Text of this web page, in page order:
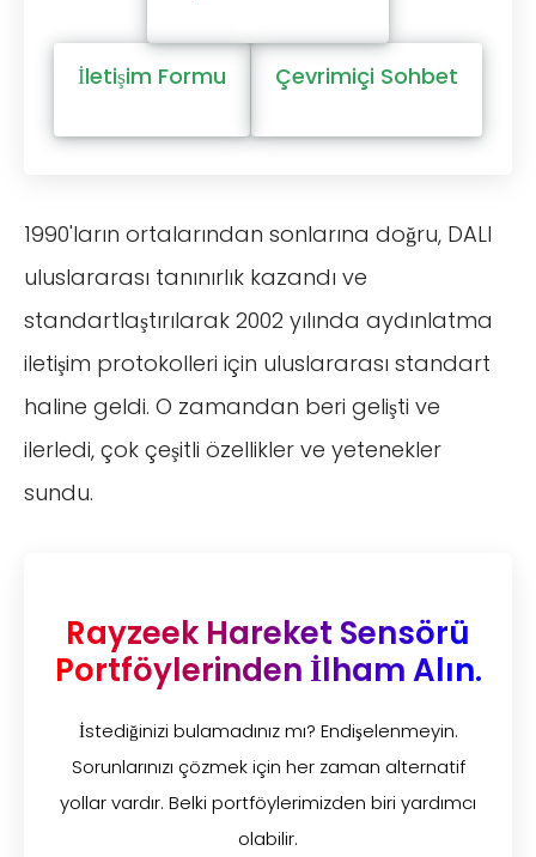
İletişim Formu Çevrimiçi Sohbet
1990'ların ortalarından sonlarına doğru, DALI
uluslararası tanınırlık kazandı ve
standartlaştırılarak 2002 yılında aydınlatma
iletişim protokolleri için uluslararası standart
haline geldi. O zamandan beri gelişti ve
ilerledi, çok çeşitli özellikler ve yetenekler
sundu.
Rayzeek Hareket Sensörü
Portföylerinden İlham Alın.
İstediğinizi bulamadınız mı? Endişelenmeyin.
Sorunlarınızı çözmek için her zaman alternatif
yollar vardır. Belki portföylerimizden biri yardımcı
olabilir.